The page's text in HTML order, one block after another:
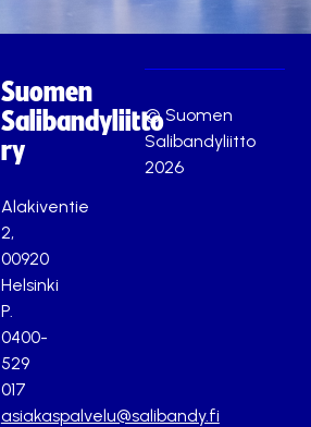
Suomen
Salibandyliitto
ry
Alakiventie
2,
00920
Helsinki
P.
0400-
529
017
asiakaspalvelu@salibandy.fi
© Suomen
Salibandyliitto
2026